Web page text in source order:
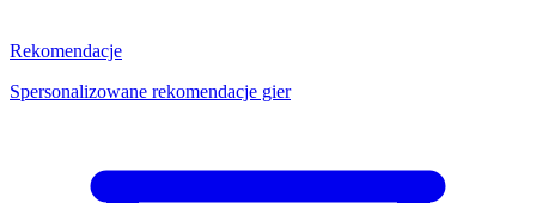
Rekomendacje
Spersonalizowane rekomendacje gier